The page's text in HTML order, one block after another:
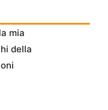
mia
della